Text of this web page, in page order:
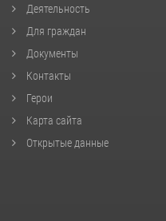
Деятельность
Для граждан
Документы
Контакты
Герои
Карта сайта
Открытые данные